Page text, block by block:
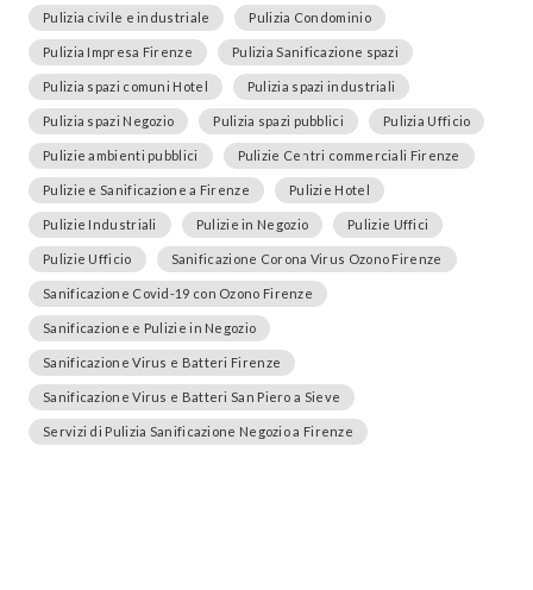
Pulizia civile e industriale Pulizia Condominio
Pulizia Impresa Firenze Pulizia Sanificazione spazi
Pulizia spazi comuni Hotel Pulizia spazi industriali
Pulizia spazi Negozio Pulizia spazi pubblici Pulizia Ufficio
Pulizie ambienti pubblici Pulizie Centri commerciali Firenze
Pulizie e Sanificazione a Firenze Pulizie Hotel
Pulizie Industriali Pulizie in Negozio Pulizie Uffici
Pulizie Ufficio Sanificazione Corona Virus Ozono Firenze
Sanificazione Covid-19 con Ozono Firenze
Sanificazione e Pulizie in Negozio
Sanificazione Virus e Batteri Firenze
Sanificazione Virus e Batteri San Piero a Sieve
Servizi di Pulizia Sanificazione Negozio a Firenze